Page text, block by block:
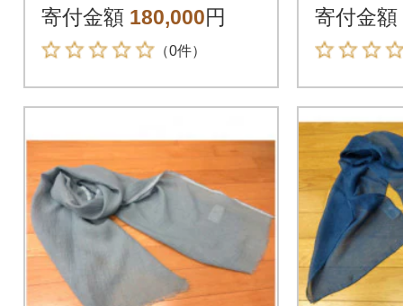
寄付金額 180,000円
（0件）
寄付金額